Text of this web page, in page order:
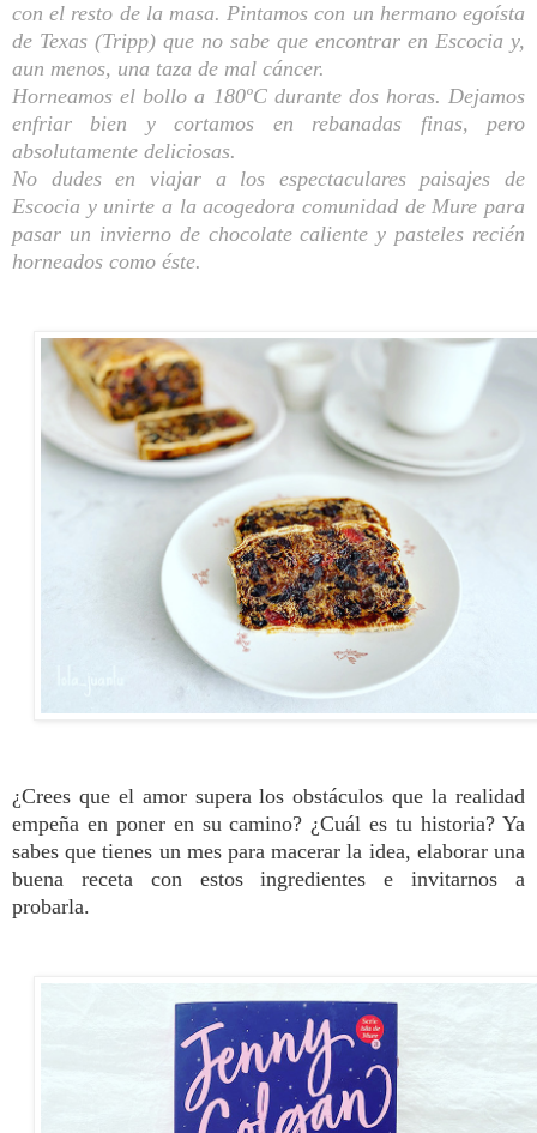
con el resto de la masa. Pintamos con un hermano egoísta
de Texas (Tripp) que no sabe que encontrar en Escocia y,
aun menos, una taza de mal cáncer.
Horneamos el bollo a 180ºC durante dos horas. Dejamos
enfriar bien y cortamos en rebanadas finas, pero
absolutamente deliciosas.
No dudes en viajar a los espectaculares paisajes de
Escocia y unirte a la acogedora comunidad de Mure para
pasar un invierno de chocolate caliente y pasteles recién
horneados como éste.
¿Crees que el amor supera los obstáculos que la realidad
empeña en poner en su camino? ¿Cuál es tu historia? Ya
sabes que tienes un mes para macerar la idea, elaborar una
buena receta con estos ingredientes e invitarnos a
probarla.